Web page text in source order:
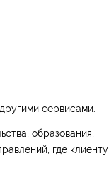
сервисами.
образования,
где клиенту